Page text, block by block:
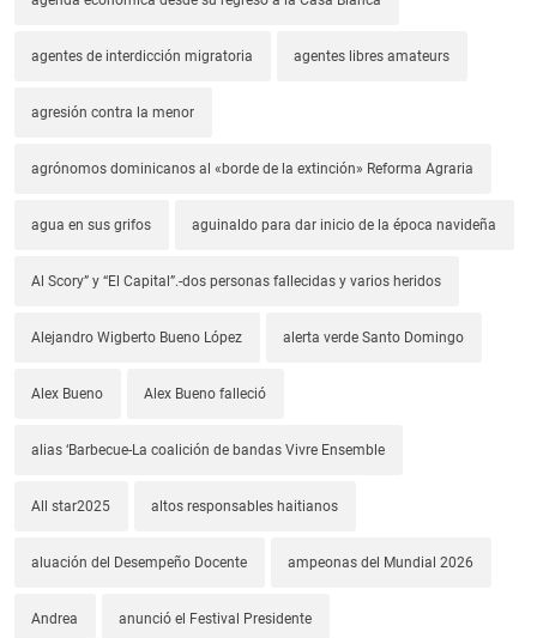
agentes de interdicción migratoria agentes libres amateurs
agresión contra la menor
agrónomos dominicanos al «borde de la extinción» Reforma Agraria
agua en sus grifos aguinaldo para dar inicio de la época navideña
Al Scory” y “El Capital”.-dos personas fallecidas y varios heridos
Alejandro Wigberto Bueno López alerta verde Santo Domingo
Alex Bueno Alex Bueno falleció
alias ‘Barbecue-La coalición de bandas Vivre Ensemble
All star2025 altos responsables haitianos
aluación del Desempeño Docente ampeonas del Mundial 2026
Andrea anunció el Festival Presidente